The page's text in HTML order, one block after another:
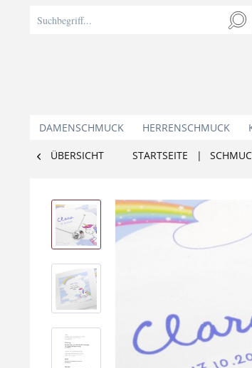
DAMENSCHMUCK HERRENSCHMUCK
ÜBERSICHT STARTSEITE |